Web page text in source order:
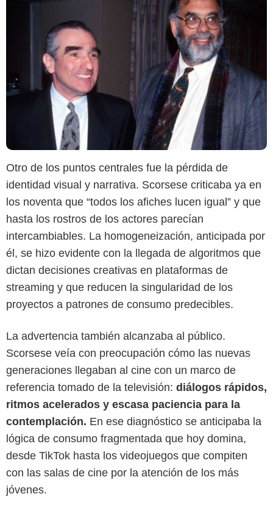
Otro de los puntos centrales fue la pérdida de
identidad visual y narrativa. Scorsese criticaba ya en
los noventa que “todos los afiches lucen igual” y que
hasta los rostros de los actores parecían
intercambiables. La homogeneización, anticipada por
él, se hizo evidente con la llegada de algoritmos que
dictan decisiones creativas en plataformas de
streaming y que reducen la singularidad de los
proyectos a patrones de consumo predecibles.
La advertencia también alcanzaba al público.
Scorsese veía con preocupación cómo las nuevas
generaciones llegaban al cine con un marco de
referencia tomado de la televisión: diálogos rápidos,
ritmos acelerados y escasa paciencia para la
contemplación. En ese diagnóstico se anticipaba la
lógica de consumo fragmentada que hoy domina,
desde TikTok hasta los videojuegos que compiten
con las salas de cine por la atención de los más
jóvenes.
Google